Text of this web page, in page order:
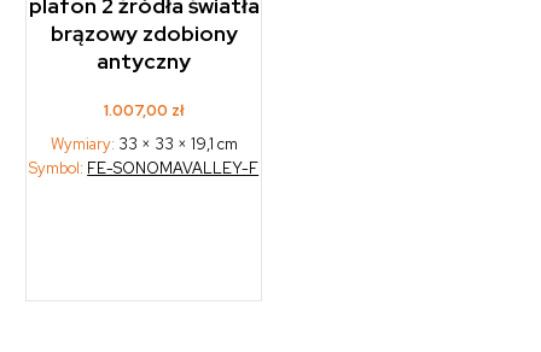
plafon 2 źródła światła
brązowy zdobiony
antyczny
1.007,00 zł
Wymiary: 33 × 33 × 19,1 cm
Symbol: FE-SONOMAVALLEY-F